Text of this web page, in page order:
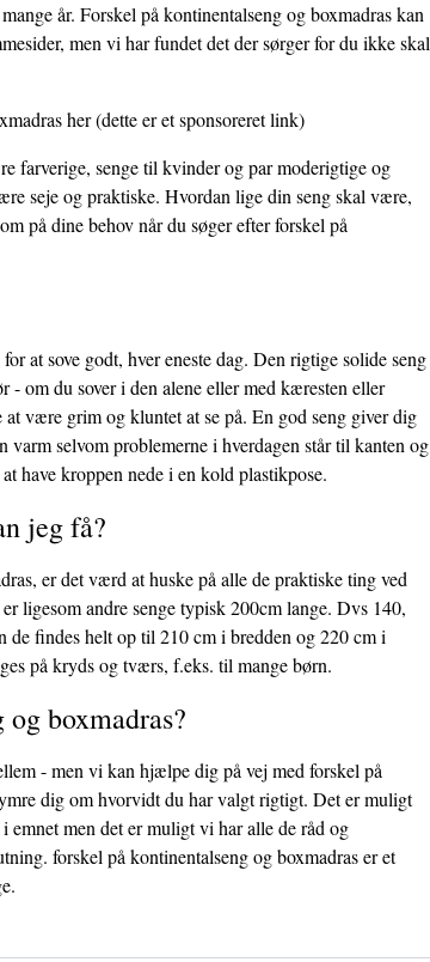
år. Forskel på kontinentalseng og boxmadras kan
men vi har fundet det der sørger for du ikke skal
her(dette er et sponsoreret link)
farverige, senge til kvinder og par moderigtige og
seje og praktiske. Hvordan lige din seng skal være,
på dine behov når du søger efter forskel på
at sove godt, hver eneste dag. Den rigtige solide seng
- om du sover i den alene eller med kæresten eller
være grim og kluntet at se på. En god seng giver dig
selvom problemerne i hverdagen står til kanten og
have kroppen nede i en kold plastikpose.
jeg få?
er det værd at huske på alle de praktiske ting ved
ligesom andre senge typisk 200cm lange. Dvs 140,
de findes helt op til 210 cm i bredden og 220 cm i
på kryds og tværs, f.eks. til mange børn.
boxmadras?
- men vi kan hjælpe dig på vej med forskel på
dig om hvorvidt du har valgt rigtigt. Det er muligt
emnet men det er muligt vi har alle de råd og
forskel på kontinentalseng og boxmadras er et